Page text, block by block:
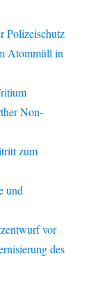
Polizeischutz
Atommüll in
Non-
zum
und
vor
des